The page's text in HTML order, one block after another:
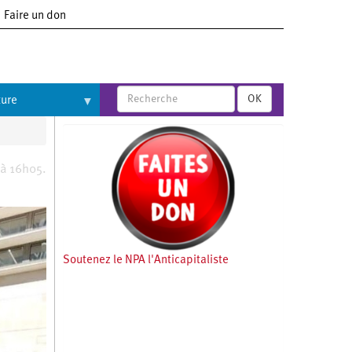
Faire un don
OK
16h05.
Soutenez le NPA l'Anticapitaliste